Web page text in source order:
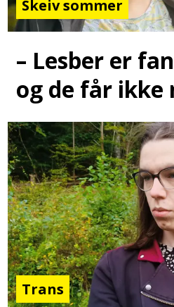
Skeiv sommer
– Lesber er
og de får ikke
Trans